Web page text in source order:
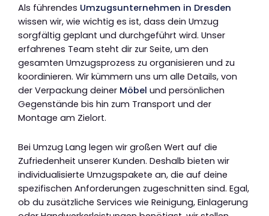
Als führendes Umzugsunternehmen in Dresden
wissen wir, wie wichtig es ist, dass dein Umzug
sorgfältig geplant und durchgeführt wird. Unser
erfahrenes Team steht dir zur Seite, um den
gesamten Umzugsprozess zu organisieren und zu
koordinieren. Wir kümmern uns um alle Details, von
der Verpackung deiner Möbel und persönlichen
Gegenstände bis hin zum Transport und der
Montage am Zielort.
Bei Umzug Lang legen wir großen Wert auf die
Zufriedenheit unserer Kunden. Deshalb bieten wir
individualisierte Umzugspakete an, die auf deine
spezifischen Anforderungen zugeschnitten sind. Egal,
ob du zusätzliche Services wie Reinigung, Einlagerung